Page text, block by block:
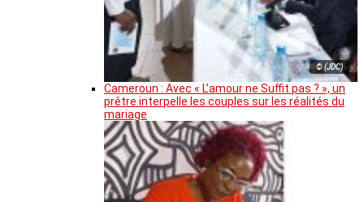
© (JDC)
Cameroun : Avec « L’amour ne Suffit pas ? », un
prêtre interpelle les couples sur les réalités du
mariage